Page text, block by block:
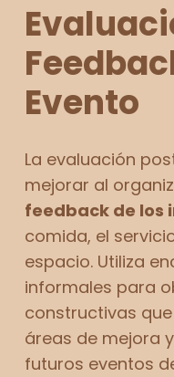
Evento
La evaluación
mejorar al
feedback de los
comida, el
espacio. Utiliza
informales para
constructivas
áreas de mejora
futuros eventos